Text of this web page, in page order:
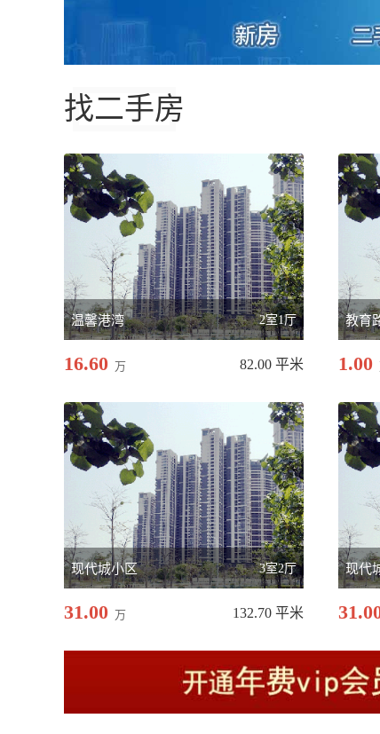
找二手房
温馨港湾 2室1厅
16.60 万 82.00 平米
教育
1.00
现代城小区 3室2厅
31.00 万 132.70 平米
现代